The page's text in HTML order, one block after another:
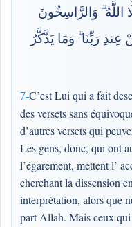
اللَّهُ ۗ وَالرَّاسِخُونَ
رَبِّنَا ۗ وَمَا يَذَّكَّرُ
7-C’est Lui qui a fait
des versets sans
d’autres versets qui
Les gens, donc, qui ont
l’égarement, mettent l’
cherchant la dissension
interprétation, alors que
part Allah. Mais ceux qui